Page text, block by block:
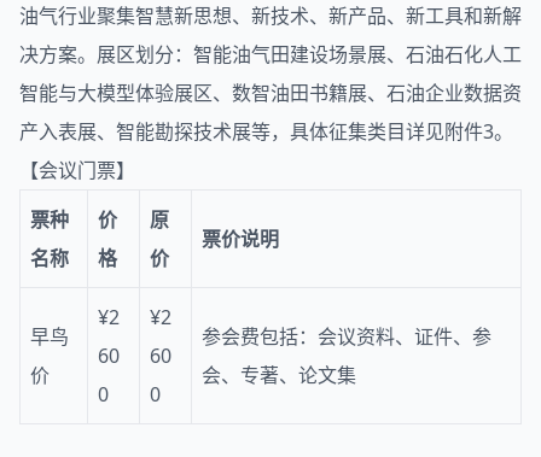
油气行业聚集智慧新思想、新技术、新产品、新工具和新解
决方案。展区划分：智能油气田建设场景展、石油石化人工
智能与大模型体验展区、数智油田书籍展、石油企业数据资
产入表展、智能勘探技术展等，具体征集类目详见附件3。
【会议门票】
票种
名称
价
格
原
价
票价说明
早鸟
价
¥2
60
0
¥2
60
0
参会费包括：会议资料、证件、参
会、专著、论文集